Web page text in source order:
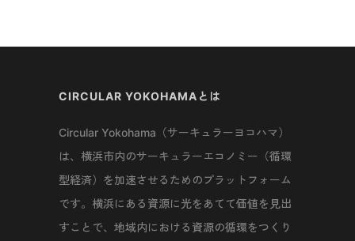
CIRCULAR YOKOHAMAとは
Circular Yokohama（サーキュラーヨコハマ）
は、横浜市内のサーキュラーエコノミー（循環
型経済）を加速させるためのプラットフォーム
です。横浜にある資源に光をあてて価値を見出
すことで、地域内における資源の循環をつくり